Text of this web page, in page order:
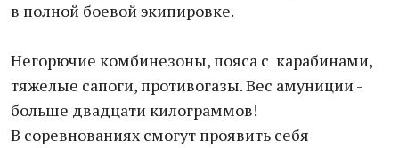
в полной боевой экипировке.
Негорючие комбинезоны, пояса с карабинами,
тяжелые сапоги, противогазы. Вес амуниции -
больше двадцати килограммов!
В соревнованиях смогут проявить себя